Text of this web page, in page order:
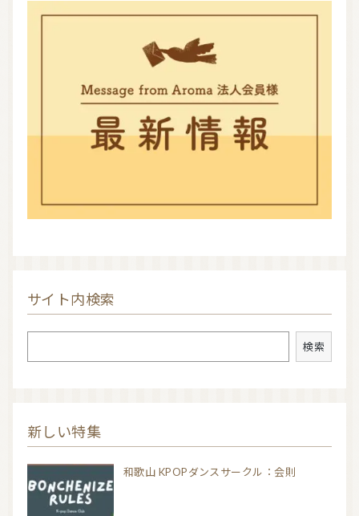
サイト内検索
検索
新しい特集
和歌山 KPOPダンスサークル：会則